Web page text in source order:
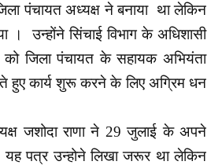
पंचायत अध्यक्ष ने बनाया था लेकिन
। उन्होंने सिंचाई विभाग के अधिशासी
को जिला पंचायत के सहायक अभियंता
हुए कार्य शुरू करने के लिए अग्रिम धन
जशोदा राणा ने 29 जुलाई के अपने
पत्र उन्होने लिखा जरूर था लेकिन